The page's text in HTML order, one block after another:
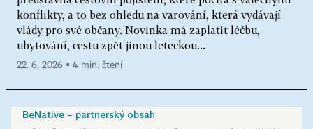
konflikty, a to bez ohledu na varování, která vydávají
vlády pro své občany. Novinka má zaplatit léčbu,
ubytování, cestu zpět jinou leteckou...
22. 6. 2026 ▪ 4 min. čtení
BeNative – partnerský obsah